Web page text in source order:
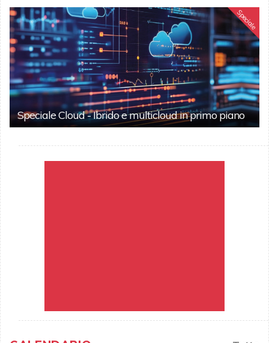
Speciale
Speciale Cloud - Ibrido e multicloud in primo piano